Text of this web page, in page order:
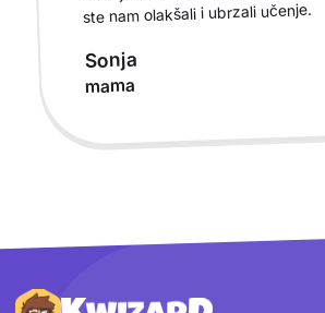
ste nam olakšali i ubrzali učenje.
Sonja
mama